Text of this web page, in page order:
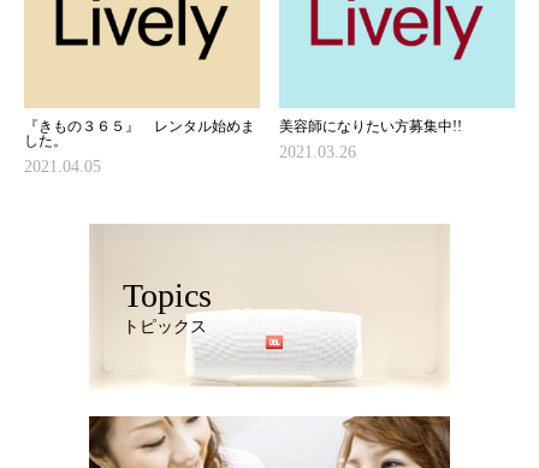
『きもの３６５』 レンタル始めま
した。
2021.04.05
美容師になりたい方募集中!!
2021.03.26
Topics
トピックス